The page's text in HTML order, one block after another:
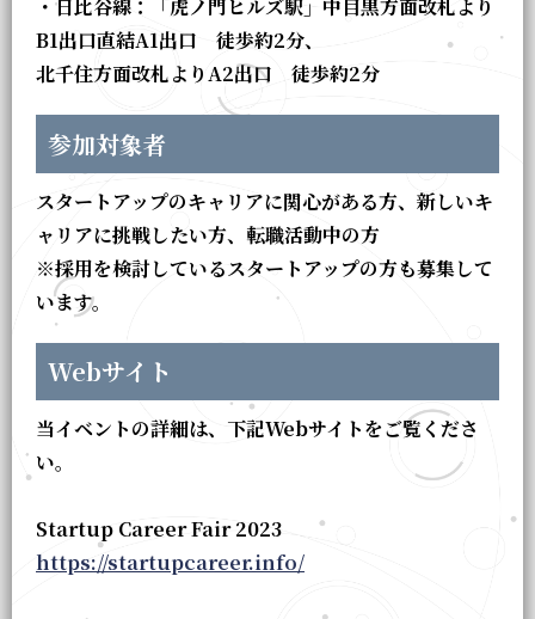
・日比谷線：「虎ノ門ヒルズ駅」中目黒方面改札より
B1出口直結A1出口 徒歩約2分、
北千住方面改札よりA2出口 徒歩約2分
参加対象者
スタートアップのキャリアに関心がある方、新しいキ
ャリアに挑戦したい方、転職活動中の方
※採用を検討しているスタートアップの方も募集して
います。
Webサイト
当イベントの詳細は、下記Webサイトをご覧くださ
い。
Startup Career Fair 2023
https://startupcareer.info/